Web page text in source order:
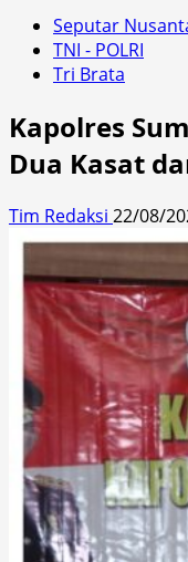
Seputar
TNI - POLRI
Tri Brata
Kapolres
Dua Kasat
Tim Redaksi 22/08/